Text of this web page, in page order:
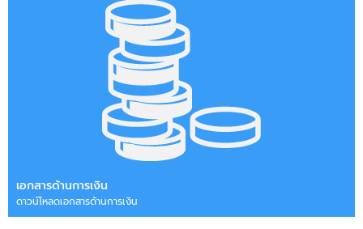
เอกสารด้านการเงิน
ดาวน์โหลดเอกสารด้านการเงิน